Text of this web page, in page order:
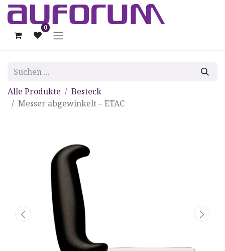
0
Alle Produkte
Besteck
Messer abgewinkelt – ETAC